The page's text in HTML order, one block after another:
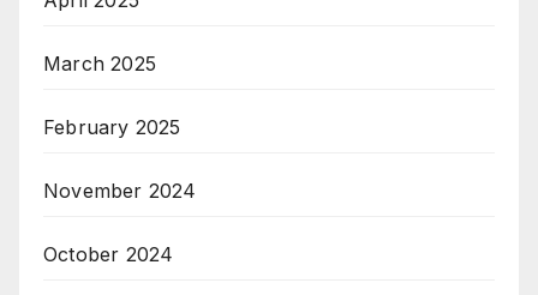
March 2025
February 2025
November 2024
October 2024